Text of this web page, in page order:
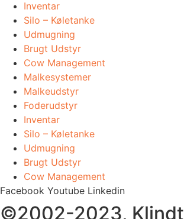
Inventar
Silo – Køletanke
Udmugning
​Brugt Udstyr
Cow Management
Malkesystemer
Malkeudstyr
Foderudstyr
Inventar
Silo – Køletanke
Udmugning
​Brugt Udstyr
Cow Management
Facebook Youtube Linkedin
©2002-2023, Klindt